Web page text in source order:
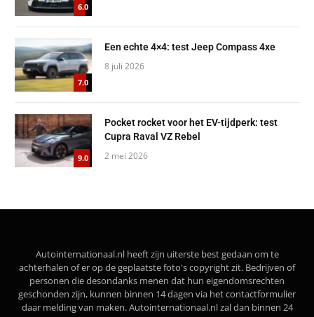
6.0
7.0
Een echte 4×4: test Jeep Compass 4xe
8 juli 2026
9.0
Pocket rocket voor het EV-tijdperk: test
Cupra Raval VZ Rebel
2 mei 2026
Autointernationaal.nl heeft zijn uiterste best gedaan om te
achterhalen of er op de geplaatste foto's copyright zit. Bedrijven of
personen die desondanks menen dat hun eigendomsrechten
geschonden zijn, kunnen binnen 14 dagen via het contactformulier
daar melding van maken. Autointernationaal.nl zal dan binnen 24